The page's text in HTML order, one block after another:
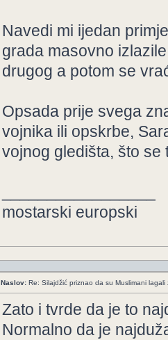
Navedi mi ijedan
grada masovno
drugog a potom se
Opsada prije svega
vojnika ili opskrbe,
vojnog gledišta, što se
mostarski europski
Naslov: Re: Silajdžić priznao da su Muslimani lagali
Zato i tvrde da je to
Normalno da je